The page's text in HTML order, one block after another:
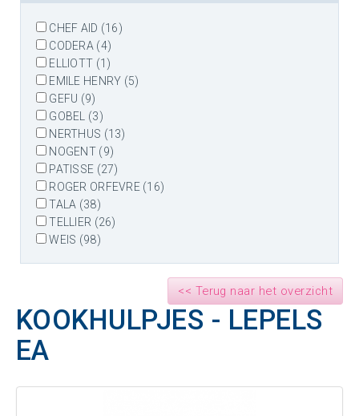
CHEF AID (16)
CODERA (4)
ELLIOTT (1)
EMILE HENRY (5)
GEFU (9)
GOBEL (3)
NERTHUS (13)
NOGENT (9)
PATISSE (27)
ROGER ORFEVRE (16)
TALA (38)
TELLIER (26)
WEIS (98)
<< Terug naar het overzicht
KOOKHULPJES - LEPELS
EA